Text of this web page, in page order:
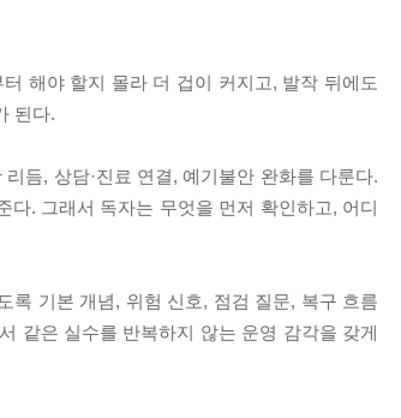
해야 할지 몰라 더 겁이 커지고, 발작 뒤에도
된다.
듬, 상담·진료 연결, 예기불안 완화를 다룬다.
. 그래서 독자는 무엇을 먼저 확인하고, 어디
록 기본 개념, 위험 신호, 점검 질문, 복구 흐름
같은 실수를 반복하지 않는 운영 감각을 갖게